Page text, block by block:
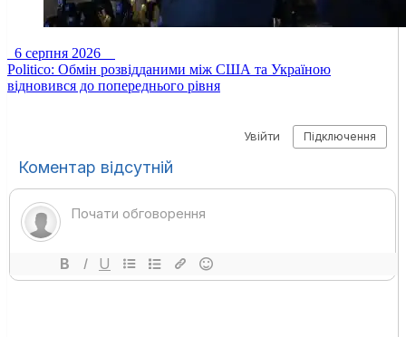
6 серпня 2026
Politico: Обмін розвідданими між США та Україною
відновився до попереднього рівня